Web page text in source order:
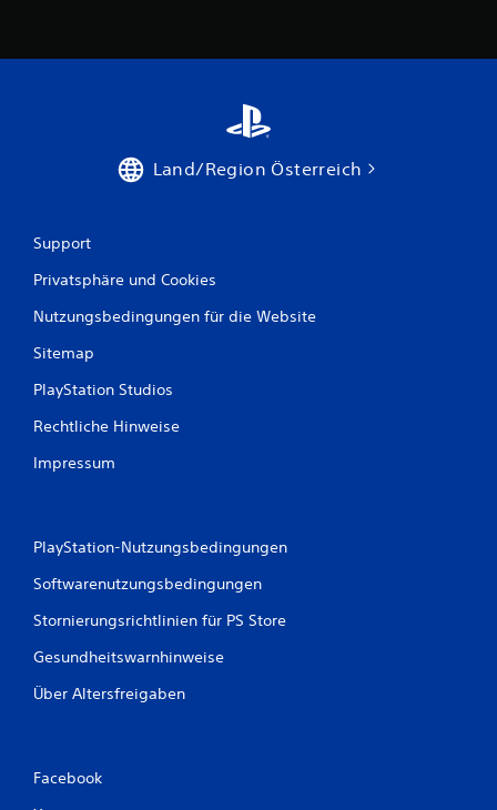
Land/Region Österreich
Support
Privatsphäre und Cookies
Nutzungsbedingungen für die Website
Sitemap
PlayStation Studios
Rechtliche Hinweise
Impressum
PlayStation-Nutzungsbedingungen
Softwarenutzungsbedingungen
Stornierungsrichtlinien für PS Store
Gesundheitswarnhinweise
Über Altersfreigaben
Facebook